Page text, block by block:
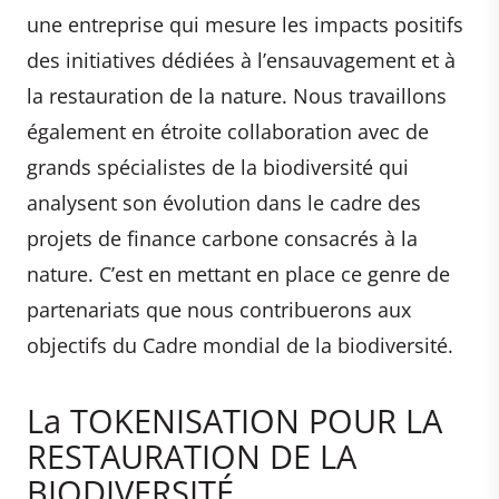
une entreprise qui mesure les impacts positifs
des initiatives dédiées à l’ensauvagement et à
la restauration de la nature. Nous travaillons
également en étroite collaboration avec de
grands spécialistes de la biodiversité qui
analysent son évolution dans le cadre des
projets de finance carbone consacrés à la
nature. C’est en mettant en place ce genre de
partenariats que nous contribuerons aux
objectifs du Cadre mondial de la biodiversité.
La TOKENISATION POUR LA
RESTAURATION DE LA